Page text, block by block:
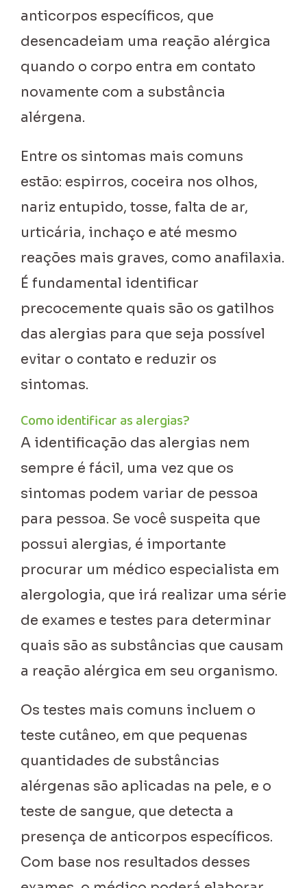
anticorpos específicos, que
desencadeiam uma reação alérgica
quando o corpo entra em contato
novamente com a substância
alérgena.
Entre os sintomas mais comuns
estão: espirros, coceira nos olhos,
nariz entupido, tosse, falta de ar,
urticária, inchaço e até mesmo
reações mais graves, como anafilaxia.
É fundamental identificar
precocemente quais são os gatilhos
das alergias para que seja possível
evitar o contato e reduzir os
sintomas.
Como identificar as alergias?
A identificação das alergias nem
sempre é fácil, uma vez que os
sintomas podem variar de pessoa
para pessoa. Se você suspeita que
possui alergias, é importante
procurar um médico especialista em
alergologia, que irá realizar uma série
de exames e testes para determinar
quais são as substâncias que causam
a reação alérgica em seu organismo.
Os testes mais comuns incluem o
teste cutâneo, em que pequenas
quantidades de substâncias
alérgenas são aplicadas na pele, e o
teste de sangue, que detecta a
presença de anticorpos específicos.
Com base nos resultados desses